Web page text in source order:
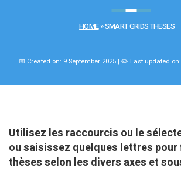
HOME»SMART GRIDS THESES
📅 Created on: 9 September 2025 | ✏️ Last updated
Utilisez les raccourcis ou le
ou saisissez quelques lettres
thèses selon les divers axes et